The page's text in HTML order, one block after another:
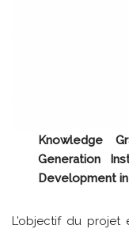
Knowledge
Generation
Development
L’objectif du projet